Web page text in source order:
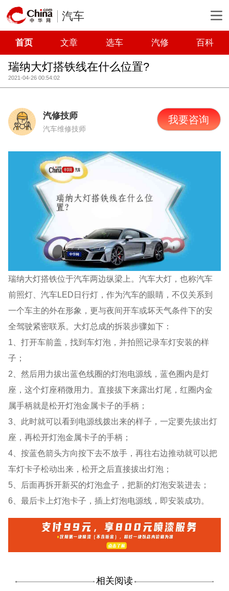
汽车
首页 文章 选车 汽修 百科
瑞纳大灯搭铁线在什么位置?
2021-04-26 00:54:02
汽修技师
汽车维修技师
我要咨询
瑞纳大灯搭铁位于汽车两边纵梁上。汽车大灯，也称汽车
前照灯、汽车LED日行灯，作为汽车的眼睛，不仅关系到
一个车主的外在形象，更与夜间开车或坏天气条件下的安
全驾驶紧密联系。大灯总成的拆装步骤如下：
1、打开车前盖，找到车灯泡，并拍照记录车灯安装的样
子；
2、然后用力拔出蓝色线圈的灯泡电源线，蓝色圈内是灯
座，这个灯座稍微用力。直接拔下来露出灯尾，红圈内金
属手柄就是松开灯泡金属卡子的手柄；
3、此时就可以看到电源线拨出来的样子，一定要先拔出灯
座，再松开灯泡金属卡子的手柄；
4、按蓝色箭头方向按下去不放手，再往右边推动就可以把
车灯卡子松动出来，松开之后直接拔出灯泡；
5、后面再拆开新买的灯泡盒子，把新的灯泡安装进去；
6、最后卡上灯泡卡子，插上灯泡电源线，即安装成功。
相关阅读